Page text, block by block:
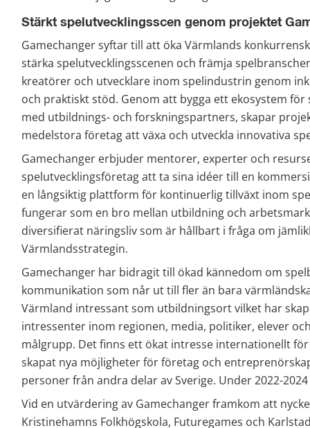
Stärkt spelutvecklingsscen genom projektet
Gamechanger syftar till att öka Värmlands
stärka spelutvecklingsscenen och främja
kreatörer och utvecklare inom spelindustrin genom
och praktiskt stöd. Genom att bygga ett ekosystem
med utbildnings- och forskningspartners, skapar
medelstora företag att växa och utveckla innovativa
Gamechanger erbjuder mentorer, experter och
spelutvecklingsföretag att ta sina idéer till en
en långsiktig plattform för kontinuerlig tillväxt inom
fungerar som en bro mellan utbildning och
diversifierat näringsliv som är hållbart i fråga om
Värmlandsstrategin.
Gamechanger har bidragit till ökad kännedom om
kommunikation som når ut till fler än bara
Värmland intressant som utbildningsort vilket har
intressenter inom regionen, media, politiker, elever
målgrupp. Det finns ett ökat intresse internationellt
skapat nya möjligheter för företag och
personer från andra delar av Sverige. Under 2022-
Vid en utvärdering av Gamechanger framkom att
Kristinehamns Folkhögskola, Futuregames och